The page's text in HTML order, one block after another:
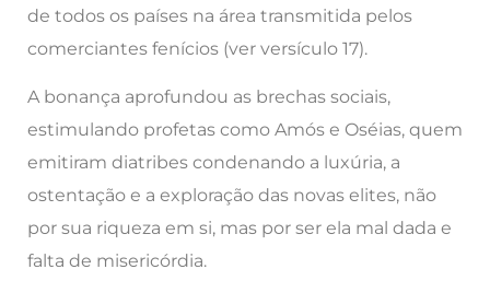
de todos os países na área transmitida pelos
comerciantes fenícios (ver versículo 17).
A bonança aprofundou as brechas sociais,
estimulando profetas como Amós e Oséias, quem
emitiram diatribes condenando a luxúria, a
ostentação e a exploração das novas elites, não
por sua riqueza em si, mas por ser ela mal dada e
falta de misericórdia.